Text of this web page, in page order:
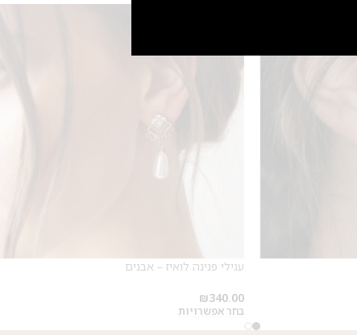
עגילי פנינה לואיז – אבנים
₪340.00
בחר אפשרויות